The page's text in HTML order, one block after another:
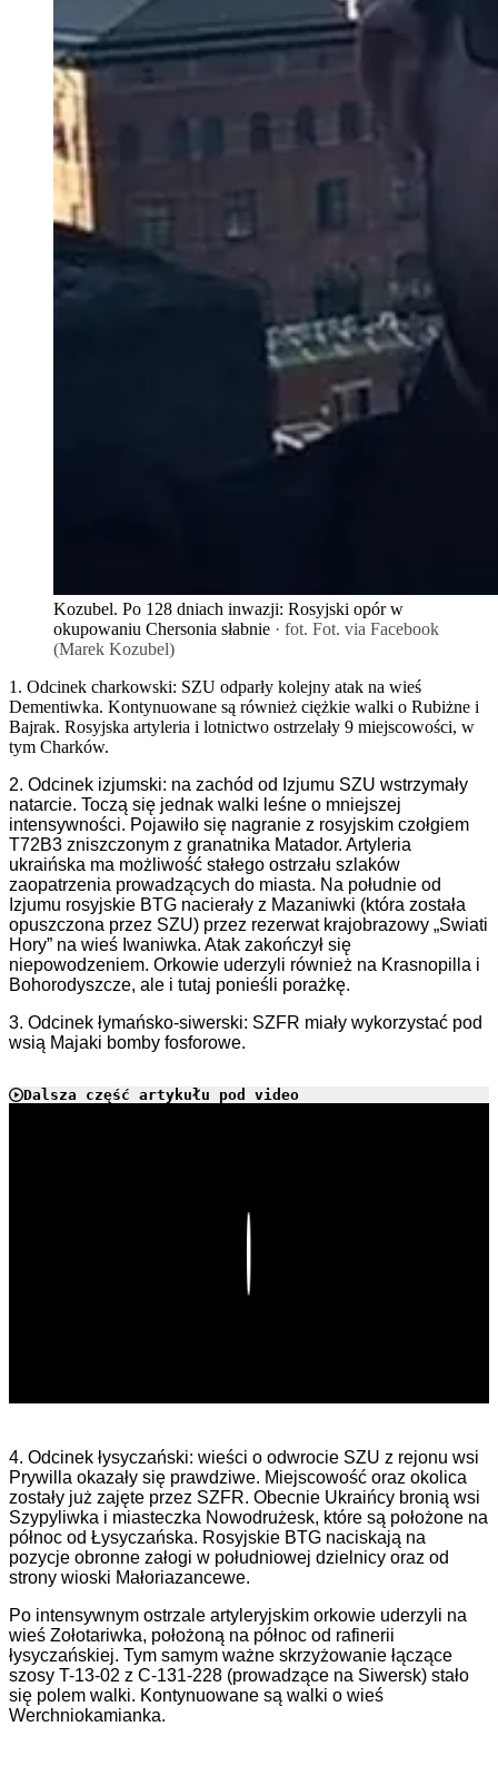
Kozubel. Po 128 dniach inwazji: Rosyjski opór w
okupowaniu Chersonia słabnie · fot. Fot. via Facebook
(Marek Kozubel)
1. Odcinek charkowski: SZU odparły kolejny atak na wieś
Dementiwka. Kontynuowane są również ciężkie walki o Rubiżne i
Bajrak. Rosyjska artyleria i lotnictwo ostrzelały 9 miejscowości, w
tym Charków.
2. Odcinek izjumski: na zachód od Izjumu SZU wstrzymały
natarcie. Toczą się jednak walki leśne o mniejszej
intensywności. Pojawiło się nagranie z rosyjskim czołgiem
T72B3 zniszczonym z granatnika Matador. Artyleria
ukraińska ma możliwość stałego ostrzału szlaków
zaopatrzenia prowadzących do miasta. Na południe od
Izjumu rosyjskie BTG nacierały z Mazaniwki (która została
opuszczona przez SZU) przez rezerwat krajobrazowy „Swiati
Hory” na wieś Iwaniwka. Atak zakończył się
niepowodzeniem. Orkowie uderzyli również na Krasnopilla i
Bohorodyszcze, ale i tutaj ponieśli porażkę.
3. Odcinek łymańsko-siwerski: SZFR miały wykorzystać pod
wsią Majaki bomby fosforowe.
Dalsza część artykułu pod video
4. Odcinek łysyczański: wieści o odwrocie SZU z rejonu wsi
Prywilla okazały się prawdziwe. Miejscowość oraz okolica
zostały już zajęte przez SZFR. Obecnie Ukraińcy bronią wsi
Szypyliwka i miasteczka Nowodrużesk, które są położone na
północ od Łysyczańska. Rosyjskie BTG naciskają na
pozycje obronne załogi w południowej dzielnicy oraz od
strony wioski Małoriazancewe.
Po intensywnym ostrzale artyleryjskim orkowie uderzyli na
wieś Zołotariwka, położoną na północ od rafinerii
łysyczańskiej. Tym samym ważne skrzyżowanie łączące
szosy T-13-02 z C-131-228 (prowadzące na Siwersk) stało
się polem walki. Kontynuowane są walki o wieś
Werchniokamianka.